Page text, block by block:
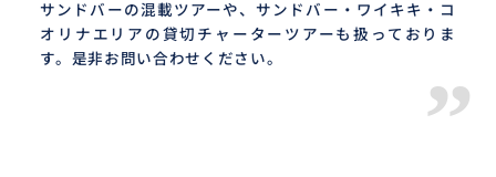
サンドバーの混載ツアーや、サンドバー・ワイキキ・コ
オリナエリアの貸切チャーターツアーも扱っておりま
す。是非お問い合わせください。
”